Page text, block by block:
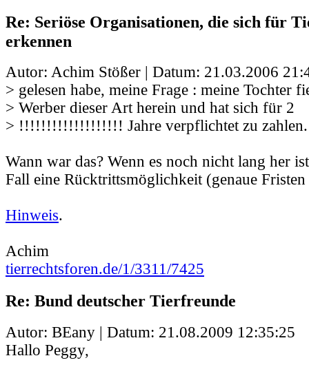
Re: Seriöse Organisationen, die sich für
erkennen
Autor: Achim Stößer | Datum: 21.03.2006
> gelesen habe, meine Frage : meine Tochter
> Werber dieser Art herein und hat sich für 2
> !!!!!!!!!!!!!!!!!!! Jahre verpflichtet zu zahlen.
Wann war das? Wenn es noch nicht lang her
Fall eine Rücktrittsmöglichkeit (genaue
Hinweis.
Achim
tierrechtsforen.de/1/3311/7425
Re: Bund deutscher Tierfreunde
Autor: BEany | Datum: 21.08.2009 12:35:25
Hallo Peggy,